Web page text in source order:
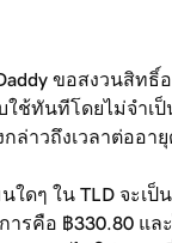
ขอสงวนสิทธิ์
ใช้ทันทีโดยไม่จำ
าวถึงเวลาต่ออา
ดๆ ใน TLD จะเป็
คือ ฿330.80 แล